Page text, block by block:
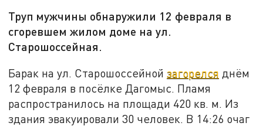
Труп мужчины обнаружили 12 февраля в
сгоревшем жилом доме на ул.
Старошоссейная.
Барак на ул. Старошоссейнойзагорелся днём
12 февраля в посёлке Дагомыс. Пламя
распространилось на площади 420 кв. м. Из
здания эвакуировали 30 человек. В 14:26 очаг